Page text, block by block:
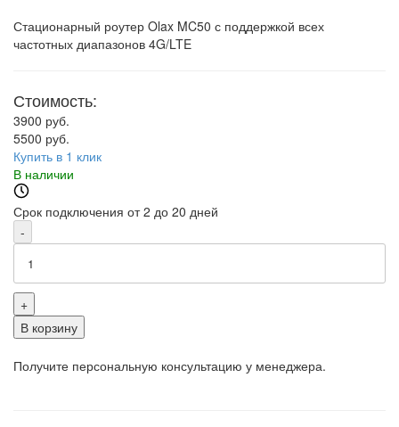
Стационарный роутер Olax MC50 с поддержкой всех
частотных диапазонов 4G/LTE
Стоимость:
3900 руб.
5500 руб.
Купить в 1 клик
В наличии
Срок подключения от 2 до 20 дней
-
+
В корзину
Получите персональную консультацию у менеджера.